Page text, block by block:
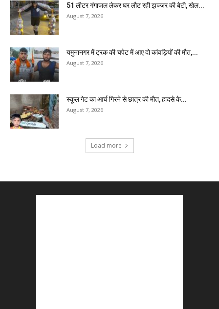
51 लीटर गंगाजल लेकर घर लौट रही झज्जर की बेटी, खेल...
August 7, 2026
यमुनानगर में ट्रक की चपेट में आए दो कांवड़ियों की मौत,...
August 7, 2026
स्कूल गेट का आर्च गिरने से छात्र की मौत, हादसे के...
August 7, 2026
Load more